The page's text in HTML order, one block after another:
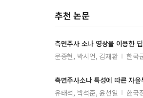
추천 논문
측면주사 소나 영상을 이용한
문종현, 박시언, 김재환 한국
측면주사소나특성에 따른 자율
유태석, 박석준, 윤선일 한국